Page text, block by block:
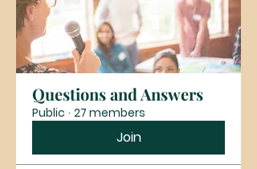
Questions and Answers
Public · 27 members
Join